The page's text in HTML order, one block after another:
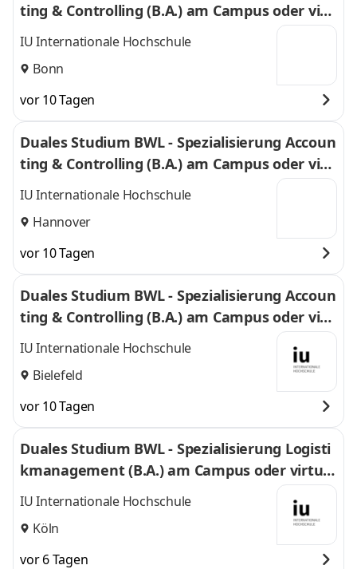
ting & Controlling (B.A.) am Campus oder virt
uell
IU Internationale Hochschule
Bonn
vor 10 Tagen
Duales Studium BWL - Spezialisierung Accoun
ting & Controlling (B.A.) am Campus oder virt
uell
IU Internationale Hochschule
Hannover
vor 10 Tagen
Duales Studium BWL - Spezialisierung Accoun
ting & Controlling (B.A.) am Campus oder virt
uell
IU Internationale Hochschule
Bielefeld
vor 10 Tagen
Duales Studium BWL - Spezialisierung Logisti
kmanagement (B.A.) am Campus oder virtuel
l
IU Internationale Hochschule
Köln
vor 6 Tagen